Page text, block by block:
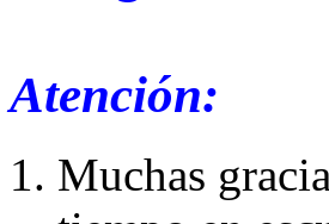
Atención:
Muchas